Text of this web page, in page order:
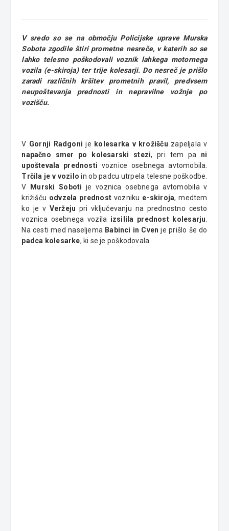
V sredo so se na območju Policijske uprave Murska
Sobota zgodile štiri prometne nesreče, v katerih so se
lahko telesno poškodovali voznik lahkega motornega
vozila (e-skiroja) ter trije kolesarji. Do nesreč je prišlo
zaradi različnih kršitev prometnih pravil, predvsem
neupoštevanja prednosti in nepravilne vožnje po
vozišču.
V Gornji Radgoni je kolesarka v krožišču zapeljala v
napačno smer po kolesarski stezi, pri tem pa ni
upoštevala prednosti voznice osebnega avtomobila.
Trčila je v vozilo in ob padcu utrpela telesne poškodbe.
V
Murski Soboti je voznica osebnega avtomobila v
križišču odvzela prednost vozniku e-skiroja, medtem
ko je v Veržeju pri vključevanju na prednostno cesto
voznica osebnega vozila izsilila prednost kolesarju
Na cesti med naseljema Babinci in Cven je prišlo še do
padca kolesarke, ki se je poškodovala.